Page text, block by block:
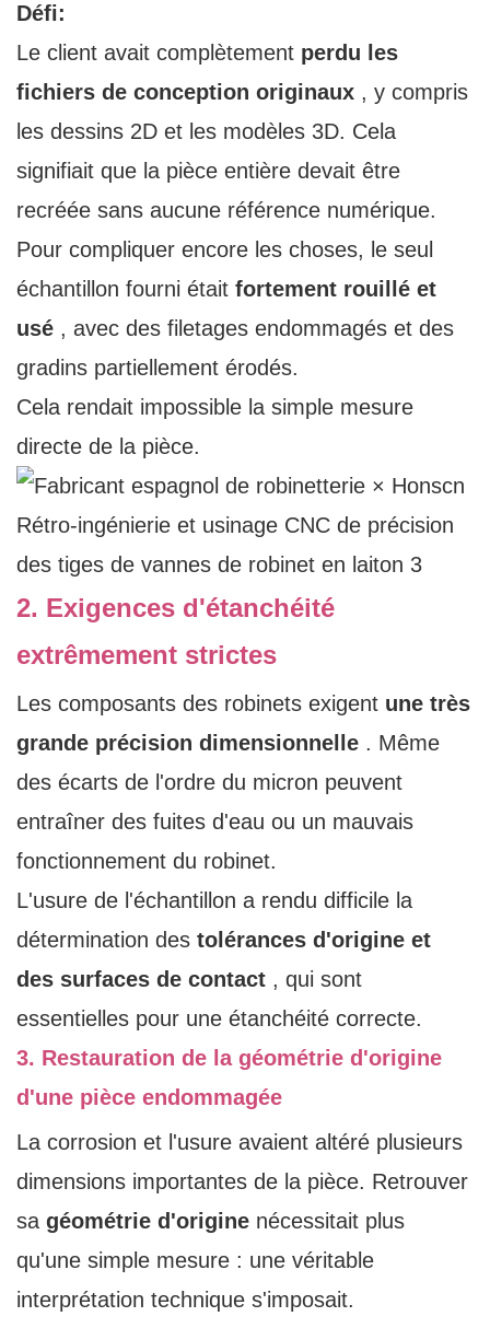
Défi:
Le client avait complètement perdu les
fichiers de conception originaux , y compris
les dessins 2D et les modèles 3D. Cela
signifiait que la pièce entière devait être
recréée sans aucune référence numérique.
Pour compliquer encore les choses, le seul
échantillon fourni était fortement rouillé et
usé , avec des filetages endommagés et des
gradins partiellement érodés.
Cela rendait impossible la simple mesure
directe de la pièce.
2. Exigences d'étanchéité
extrêmement strictes
Les composants des robinets exigent une très
grande précision dimensionnelle . Même
des écarts de l'ordre du micron peuvent
entraîner des fuites d'eau ou un mauvais
fonctionnement du robinet.
L'usure de l'échantillon a rendu difficile la
détermination des tolérances d'origine et
des surfaces de contact , qui sont
essentielles pour une étanchéité correcte.
3. Restauration de la géométrie d'origine
d'une pièce endommagée
La corrosion et l'usure avaient altéré plusieurs
dimensions importantes de la pièce. Retrouver
sa géométrie d'origine nécessitait plus
qu'une simple mesure : une véritable
interprétation technique s'imposait.